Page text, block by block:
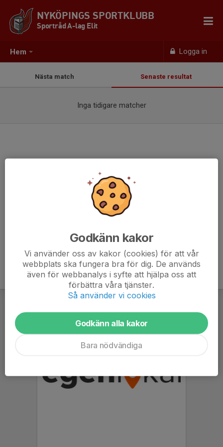
Hem Logga in
NYKÖPINGS SPORTKLUBB
Sportråd A-lag Elit
Nästa match Senaste resultat
Inga tidigare matcher
Godkänn kakor
Vi använder oss av kakor (cookies) för att vår
webbplats ska fungera bra för dig. De används
även för webbanalys i syfte att hjälpa oss att
förbättra våra tjänster.
Så använder vi cookies
Godkänn alla kakor
Bara nödvändiga